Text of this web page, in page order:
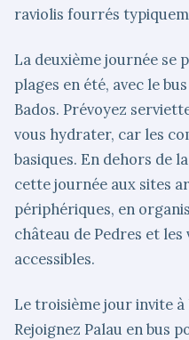
raviolis fourrés
La deuxième journée se
plages en été, avec le
Bados. Prévoyez
vous hydrater, car les
basiques. En dehors de
cette journée aux sites
périphériques, en
château de Pedres et
accessibles.
Le troisième jour invite à
Rejoignez Palau en bus